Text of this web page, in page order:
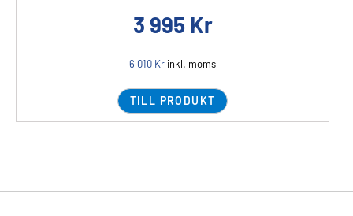
3 995 Kr
6 010Kr inkl. moms
TILL PRODUKT